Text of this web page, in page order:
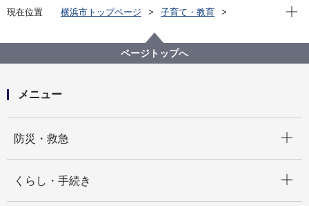
現在位置 横浜市トップページ
子育て・教育
現在
ページトップへ
メニュー
防災・救急
くらし・手続き